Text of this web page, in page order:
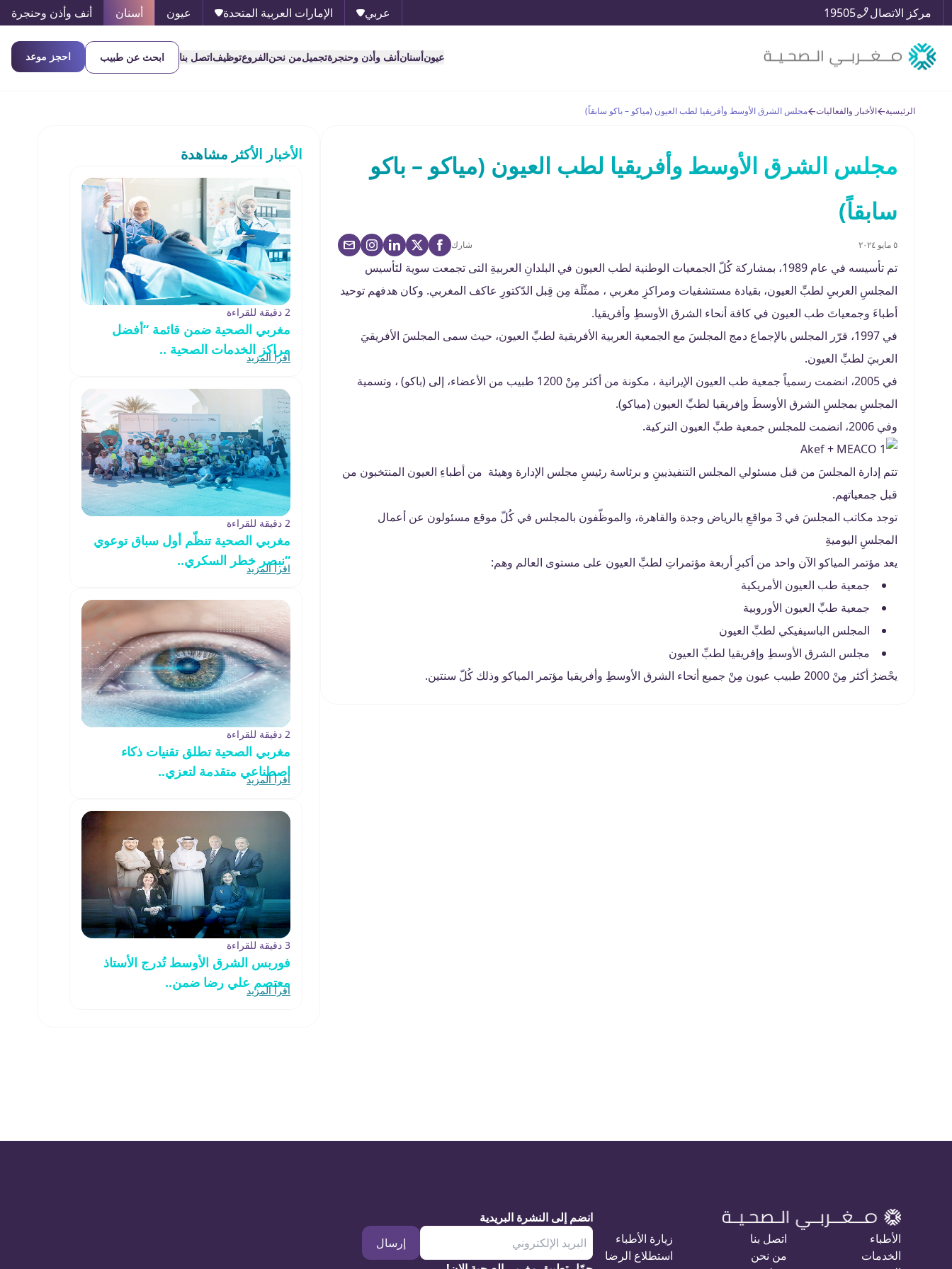
مركز الاتصال 19505 عربي الإمارات العربية المتحدة عيون أسنان أنف وأذن وحنجرة
عيونأسنانأنف وأذن وحنجرةتجميلمن نحنالفروعتوظيفاتصل بنا ابحث عن طبيب احجز موعد
الرئيسية الأخبار والفعاليات مجلس الشرق الأوسط وأفريقيا لطب العيون (مياكو – باكو سابقاً)
مجلس الشرق الأوسط وأفريقيا لطب العيون (مياكو – باكو
سابقاً)
٥ مايو ٢٠٢٤ شارك
تم تأسيسه في عام 1989، بمشاركة كُلّ الجمعيات الوطنية لطب العيون في البلدانِ العربيةِ التى تجمعت سوية لتَأسيس
المجلسِ العربيِ لطبِّ العيون، بقيادة مستشفيات ومراكزِ مغربي ، ممثّلَة مِن قِبل الدّكتورِ عاكف المغربي. وكان هدفهم توحيد
أطباءَ وجمعياتَ طب العيون في كافة أنحاء الشرق الأوسطِ وأفريقيا.
في 1997، قرّر المجلس بالإجماع دمج المجلسَ مع الجمعية العربية الأفريقية لطبِّ العيون، حيث سمى المجلسَ الأفريقيَ
العربيَ لطبِّ العيون.
في 2005، انضمت رسمياً جمعية طب العيون الإيرانية ، مكونة من أكثر مِنْ 1200 طبيب من الأعضاء، إلى (باكو) ، وتسمية
المجلسِ بمجلسِ الشرق الأوسطَ وإفريقيا لطبِّ العيون (مياكو).
وفي 2006، انضمت للمجلس جمعية طبِّ العيون التركية.
تتم إدارة المجلسَ من قبل مسئولي المجلس التنفيذيينِ و برئاسة رئيسِ مجلس الإدارة وهيئة من أطباءِ العيون المنتخبون من
قبل جمعياتهم.
توجد مكاتب المجلسَ في 3 مواقعِ بالرياض وجدة والقاهرة، والموظّفون بالمجلس في كُلّ موقع مسئولون عن أعمال
المجلسِ اليوميةِ
يعد مؤتمر المياكو الآن واحد من أكبرِ أربعة مؤتمراتِ لطبِّ العيون على مستوى العالم وهم:
جمعية طب العيون الأمريكية
جمعية طبِّ العيون الأوروبية
المجلس الباسيفيكي لطبِّ العيون
مجلس الشرق الأوسطِ وإفريقيا لطبِّ العيون
يحْضرُ أكثر مِنْ 2000 طبيب عيون مِنْ جميع أنحاء الشرق الأوسطِ وأفريقيا مؤتمر المياكو وذلك كُلّ سنتين.
الأخبار الأكثر مشاهدة
2 دقيقة للقراءة
مغربي الصحية ضمن قائمة “أفضل
مراكز الخدمات الصحية ..
اقرأ المزيد
2 دقيقة للقراءة
مغربي الصحية تنظّم أول سباق توعوي
“نبصر خطر السكري..
اقرأ المزيد
2 دقيقة للقراءة
مغربي الصحية تطلق تقنيات ذكاء
اصطناعي متقدمة لتعزي..
اقرأ المزيد
3 دقيقة للقراءة
فوربس الشرق الأوسط تُدرج الأستاذ
معتصم علي رضا ضمن..
اقرأ المزيد
الأطباء
الخدمات
اتصل بنا
من نحن
زيارة الأطباء
استطلاع الرضا
انضم إلى النشرة البريدية
إرسال